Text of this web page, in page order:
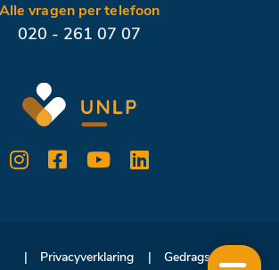
Alle vragen per telefoon
020 - 261 07 07
Privacyverklaring Gedragscode